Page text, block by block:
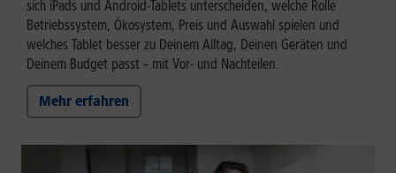
sich iPads und Android-Tablets unterscheiden, welche Rolle
Betriebssystem, Ökosystem, Preis und Auswahl spielen und
welches Tablet besser zu Deinem Alltag, Deinen Geräten und
Deinem Budget passt – mit Vor- und Nachteilen.
Mehr erfahren